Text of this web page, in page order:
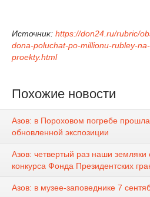
Источник: https://don24.ru/rubric/
dona-poluchat-po-millionu-rubley-
proekty.html
Похожие новости
Азов: в Пороховом погребе
обновленной экспозиции
Азов: четвертый раз наши земляки
конкурса Фонда Президентских
Азов: в музее-заповеднике 7